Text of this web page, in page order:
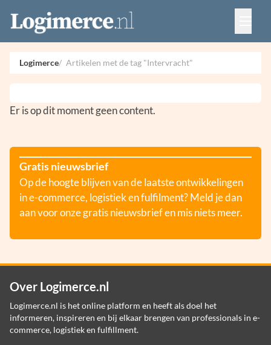
Vacatures
Events
Adverteren
Partners
Logimerce Artikelen met de tag "Intervracht"
Er is op dit moment geen content.
Gratis nieuwsbrief
Op de hoogte blijven van de laatste ontwikkelingen
in e-commerce, logistiek en fulfilment? Meld je dan
aan voor onze gratis nieuwsbrief en mis niets meer.
Over Logimerce.nl
Logimerce.nl is het online platform en heeft als doel het
informeren, inspireren en bij elkaar brengen van professionals in e-
commerce, logistiek en fulfillment.